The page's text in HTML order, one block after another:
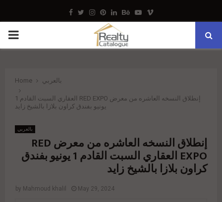
Facebook
TwitterInstagram
Pinterest
LinkedinBehance
Youtube
Vimeo
PRIMARY
Home بالعربي
إنطلاق النسخه العاشره من معرض RED EXPO العقاري السبت القادم 1
يونيو بفندق كراون بلازا بالشيخ زايد
بالعربي
إنطلاق النسخه العاشره من معرض RED
EXPO العقاري السبت القادم 1 يونيو بفندق
كراون بلازا بالشيخ زايد
by Mahmoud khalil May 29, 2024